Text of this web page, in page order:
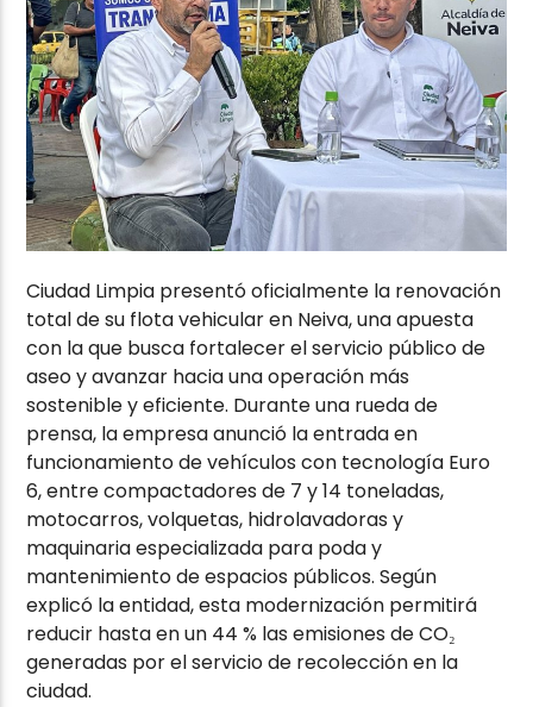
Ciudad Limpia presentó oficialmente la renovación
total de su flota vehicular en Neiva, una apuesta
con la que busca fortalecer el servicio público de
aseo y avanzar hacia una operación más
sostenible y eficiente. Durante una rueda de
prensa, la empresa anunció la entrada en
funcionamiento de vehículos con tecnología Euro
6, entre compactadores de 7 y 14 toneladas,
motocarros, volquetas, hidrolavadoras y
maquinaria especializada para poda y
mantenimiento de espacios públicos. Según
explicó la entidad, esta modernización permitirá
reducir hasta en un 44 % las emisiones de CO₂
generadas por el servicio de recolección en la
ciudad.